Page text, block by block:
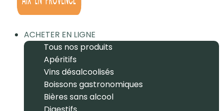
ACHETER EN LIGNE
Tous nos produits
Apéritifs
Vins désalcoolisés
Boissons gastronomiques
Bières sans alcool